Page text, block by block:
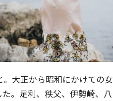
大正から昭和にかけての女
。足利、秩父、伊勢崎、八